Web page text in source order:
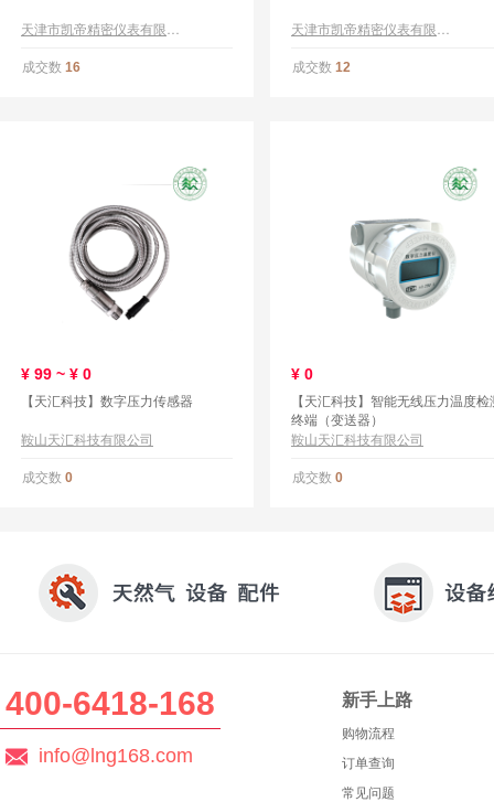
成交数 16
成交数 12
¥ 99 ~ ¥ 0
【天汇科技】数字压力传感器
鞍山天汇科技有限公司
成交数 0
¥ 0
【天汇科技】智能无线压力温度检
终端（变送器）
鞍山天汇科技有限公司
成交数 0
400-6418-168
info@lng168.com
新手上路
购物流程
订单查询
常见问题